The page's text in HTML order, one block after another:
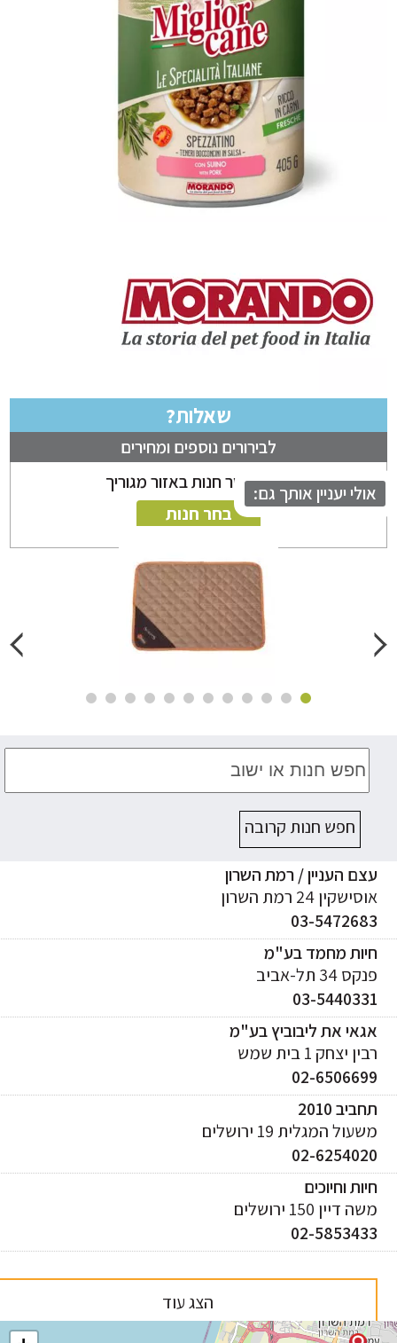
שאלות?
לבירורים נוספים ומחירים
ניתן לבחור חנות באזור מגוריך
בחר חנות
יעניין אותך גם:
חפש חנות קרובה
העניין / רמת השרון
24 רמת השרון
03-
מחמד בע"מ
34 תל-אביב
03-
את ליבוביץ בע"מ
יצחק 1 בית שמש
02-
2010
המגלית 19 ירושלים
02-
וחיוכים
150 ירושלים
02-
הצג עוד